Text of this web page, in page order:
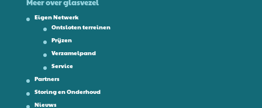
Meer over glasvezel
Eigen Netwerk
Ontsloten terreinen
Prijzen
Verzamelpand
Service
Partners
Storing en Onderhoud
Nieuws